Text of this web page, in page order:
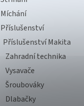
Míchání
Příslušenství
Příslušenství Makita
Zahradní technika
Vysavače
Šroubováky
Dlabačky